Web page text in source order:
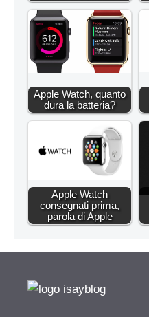
Apple Watch, quanto
dura la batteria?
Apple Watch
consegnati prima,
parola di Apple